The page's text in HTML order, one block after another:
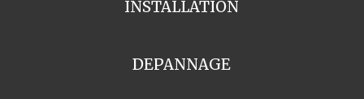
INSTALLATION
DEPANNAGE